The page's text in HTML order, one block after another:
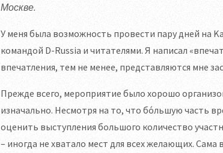
Москве.
У меня была возможность провести пару дней на
командой D-Russia и читателями. Я написал
впечатления, тем не менее, представляются мне
Прежде всего, мероприятие было хорошо
изначально. Несмотря на то, что бо́льшую часть
оценить выступления большого количество
– иногда не хватало мест для всех желающих.